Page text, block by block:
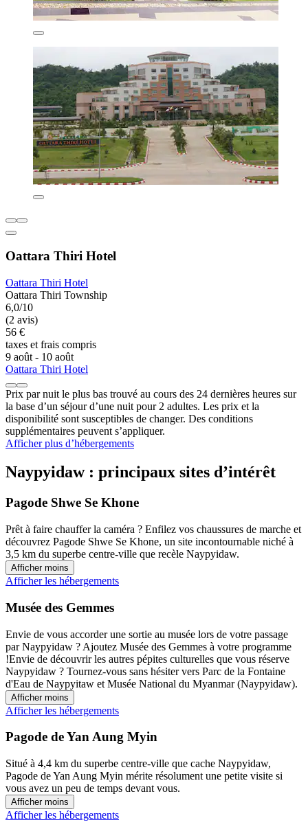
Oattara Thiri Hotel
Oattara Thiri Hotel
Oattara Thiri Township
6,0/10
(2 avis)
56 €
taxes et frais compris
9 août - 10 août
Oattara Thiri Hotel
Prix par nuit le plus bas trouvé au cours des 24 dernières heures sur
la base d’un séjour d’une nuit pour 2 adultes. Les prix et la
disponibilité sont susceptibles de changer. Des conditions
supplémentaires peuvent s’appliquer.
Afficher plus d’hébergements
Naypyidaw : principaux sites d’intérêt
Pagode Shwe Se Khone
Prêt à faire chauffer la caméra ? Enfilez vos chaussures de marche et
découvrez Pagode Shwe Se Khone, un site incontournable niché à
3,5 km du superbe centre-ville que recèle Naypyidaw.
Afficher moins
Afficher les hébergements
Musée des Gemmes
Envie de vous accorder une sortie au musée lors de votre passage
par Naypyidaw ? Ajoutez Musée des Gemmes à votre programme
!Envie de découvrir les autres pépites culturelles que vous réserve
Naypyidaw ? Tournez-vous sans hésiter vers Parc de la Fontaine
d'Eau de Naypyitaw et Musée National du Myanmar (Naypyidaw).
Afficher moins
Afficher les hébergements
Pagode de Yan Aung Myin
Situé à 4,4 km du superbe centre-ville que cache Naypyidaw,
Pagode de Yan Aung Myin mérite résolument une petite visite si
vous avez un peu de temps devant vous.
Afficher moins
Afficher les hébergements